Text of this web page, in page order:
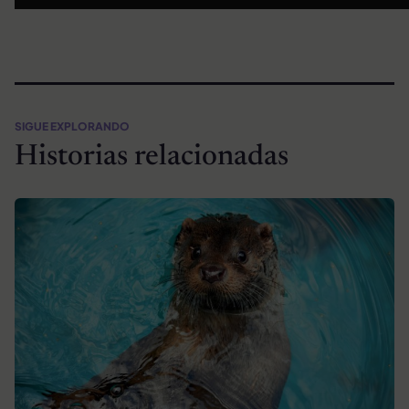
SIGUE EXPLORANDO
Historias relacionadas